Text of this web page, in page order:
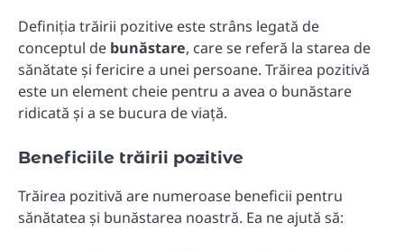
Definiția trăirii pozitive este strâns legată de
conceptul de bunăstare, care se referă la starea de
sănătate și fericire a unei persoane. Trăirea pozitivă
este un element cheie pentru a avea o bunăstare
ridicată și a se bucura de viață.
Beneficiile trăirii pozitive
Trăirea pozitivă are numeroase beneficii pentru
sănătatea și bunăstarea noastră. Ea ne ajută să: